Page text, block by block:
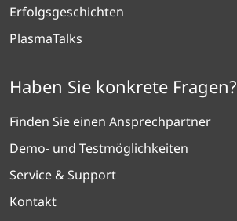
Erfolgsgeschichten
PlasmaTalks
Haben Sie konkrete Fragen?
Finden Sie einen Ansprechpartner
Demo- und Testmöglichkeiten
Service & Support
Kontakt